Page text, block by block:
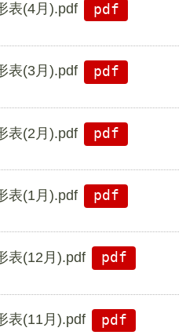
表(4月).pdf
pdf
表(3月).pdf
pdf
表(2月).pdf
pdf
表(1月).pdf
pdf
表(12月).pdf
pdf
表(11月).pdf
pdf